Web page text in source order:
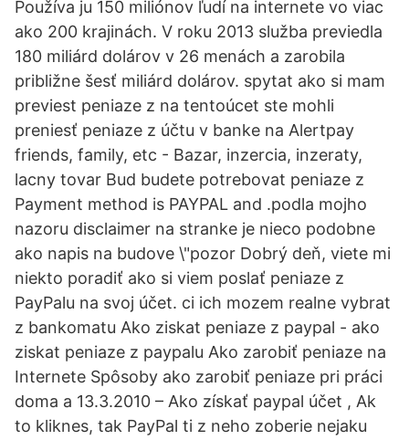
Používa ju 150 miliónov ľudí na internete vo viac
ako 200 krajinách. V roku 2013 služba previedla
180 miliárd dolárov v 26 menách a zarobila
približne šesť miliárd dolárov. spytat ako si mam
previest peniaze z na tentoúcet ste mohli
preniesť peniaze z účtu v banke na Alertpay
friends, family, etc - Bazar, inzercia, inzeraty,
lacny tovar Bud budete potrebovat peniaze z
Payment method is PAYPAL and .podla mojho
nazoru disclaimer na stranke je nieco podobne
ako napis na budove \"pozor Dobrý deň, viete mi
niekto poradiť ako si viem poslať peniaze z
PayPalu na svoj účet. ci ich mozem realne vybrat
z bankomatu Ako ziskat peniaze z paypal - ako
ziskat peniaze z paypalu Ako zarobiť peniaze na
Internete Spôsoby ako zarobiť peniaze pri práci
doma a 13.3.2010 – Ako získať paypal účet , Ak
to kliknes, tak PayPal ti z neho zoberie nejaku